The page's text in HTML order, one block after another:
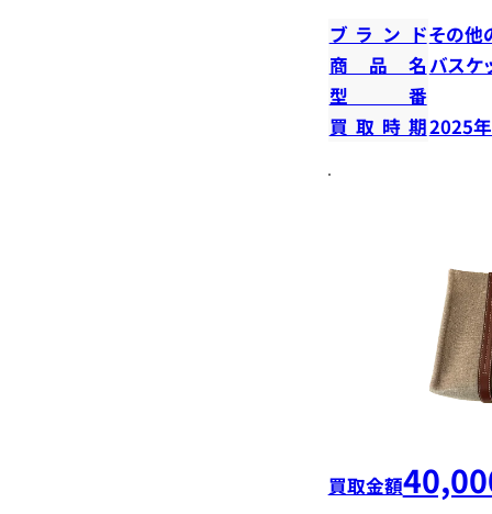
ブランドその他
商品名バスケ
型番
買取時期2025
買取金額